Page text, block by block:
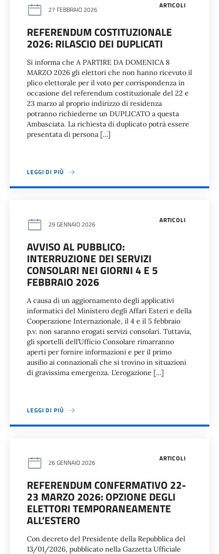
ARTICOLI
27 FEBBRAIO 2026
REFERENDUM COSTITUZIONALE
2026: RILASCIO DEI DUPLICATI
Si informa che A PARTIRE DA DOMENICA 8
MARZO 2026 gli elettori che non hanno ricevuto il
plico elettorale per il voto per corrispondenza in
occasione del referendum costituzionale del 22 e
23 marzo al proprio indirizzo di residenza
potranno richiederne un DUPLICATO a questa
Ambasciata. La richiesta di duplicato potrà essere
presentata di persona […]
LEGGI DI PIÙ
ARTICOLI
29 GENNAIO 2026
AVVISO AL PUBBLICO:
INTERRUZIONE DEI SERVIZI
CONSOLARI NEI GIORNI 4 E 5
FEBBRAIO 2026
A causa di un aggiornamento degli applicativi
informatici del Ministero degli Affari Esteri e della
Cooperazione Internazionale, il 4 e il 5 febbraio
p.v. non saranno erogati servizi consolari. Tuttavia,
gli sportelli dell’Ufficio Consolare rimarranno
aperti per fornire informazioni e per il primo
ausilio ai connazionali che si trovino in situazioni
di gravissima emergenza. L’erogazione […]
LEGGI DI PIÙ
ARTICOLI
26 GENNAIO 2026
REFERENDUM CONFERMATIVO 22-
23 MARZO 2026: OPZIONE DEGLI
ELETTORI TEMPORANEAMENTE
ALL’ESTERO
Con decreto del Presidente della Repubblica del
13/01/2026, pubblicato nella Gazzetta Ufficiale